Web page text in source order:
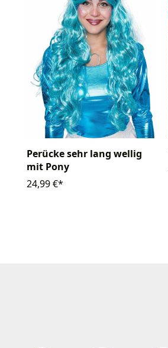
Perücke sehr lang wellig
mit Pony
24,99 €*